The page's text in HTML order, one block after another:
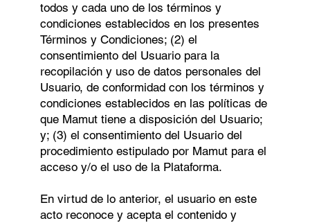
todos y cada uno de los términos y
condiciones establecidos en los presentes
Términos y Condiciones; (2) el
consentimiento del Usuario para la
recopilación y uso de datos personales del
Usuario, de conformidad con los términos y
condiciones establecidos en las políticas de
que Mamut tiene a disposición del Usuario;
y; (3) el consentimiento del Usuario del
procedimiento estipulado por Mamut para el
acceso y/o el uso de la Plataforma.
En virtud de lo anterior, el usuario en este
acto reconoce y acepta el contenido y